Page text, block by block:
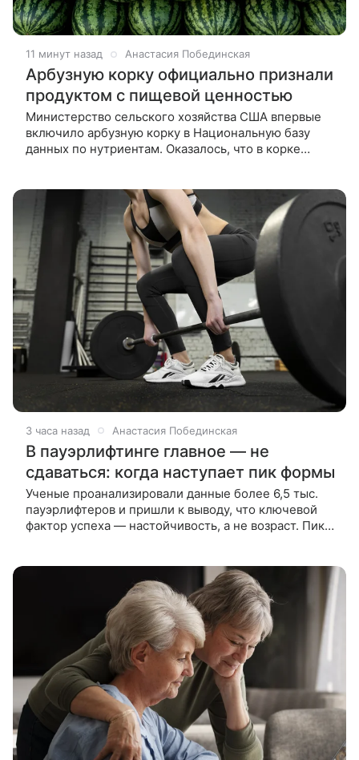
11 минут назад Анастасия Побединская
Арбузную корку официально признали
продуктом с пищевой ценностью
Министерство сельского хозяйства США впервые
включило арбузную корку в Национальную базу
данных по нутриентам. Оказалось, что в корке
3 часа назад Анастасия Побединская
В пауэрлифтинге главное — не
сдаваться: когда наступает пик формы
Ученые проанализировали данные более 6,5 тыс.
пауэрлифтеров и пришли к выводу, что ключевой
фактор успеха — настойчивость, а не возраст. Пик